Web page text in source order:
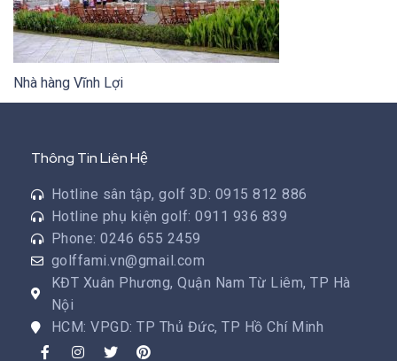
Nhà hàng Vĩnh Lợi
Thông Tin Liên Hệ
Hotline sân tập, golf 3D: 0915 812 886
Hotline phụ kiện golf: 0911 936 839
Phone: 0246 655 2459
golffami.vn@gmail.com
KĐT Xuân Phương, Quận Nam Từ Liêm, TP Hà
Nội
HCM: VPGD: TP Thủ Đức, TP Hồ Chí Minh